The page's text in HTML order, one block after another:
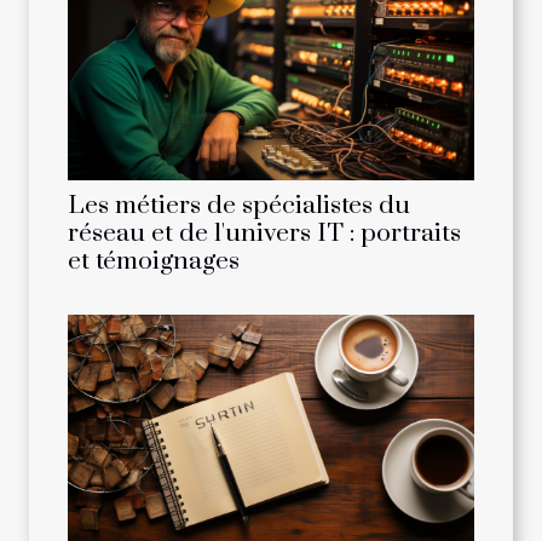
Les métiers de spécialistes du
réseau et de l'univers IT : portraits
et témoignages